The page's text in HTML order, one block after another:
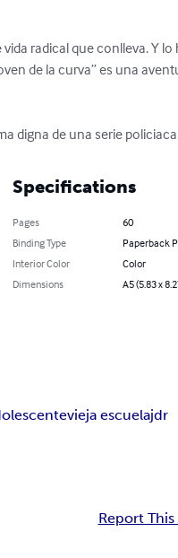
radical que conlleva. Y
de la curva” es una
digna de una serie
Specifications
Pages
60
Binding Type
Paperback
Interior Color
Color
Dimensions
A5 (5.83 x
vieja escuelajdr
Report